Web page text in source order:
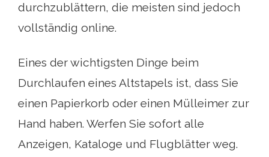
durchzublättern, die meisten sind jedoch
vollständig online.
Eines der wichtigsten Dinge beim
Durchlaufen eines Altstapels ist, dass Sie
einen Papierkorb oder einen Mülleimer zur
Hand haben. Werfen Sie sofort alle
Anzeigen, Kataloge und Flugblätter weg.